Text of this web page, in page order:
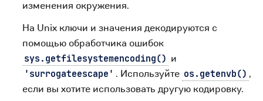
изменения окружения.
На Unix ключи и значения декодируются с
помощью обработчика ошибок
sys.getfilesystemencoding() и
'surrogateescape' . Используйте os.getenvb() ,
если вы хотите использовать другую кодировку.